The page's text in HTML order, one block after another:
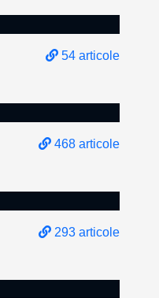
54 articole
468 articole
293 articole